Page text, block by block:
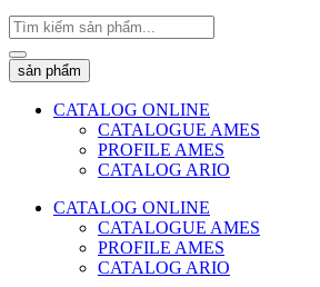
Search
...
sản phẩm
CATALOG ONLINE
CATALOGUE AMES
PROFILE AMES
CATALOG ARIO
CATALOG ONLINE
CATALOGUE AMES
PROFILE AMES
CATALOG ARIO